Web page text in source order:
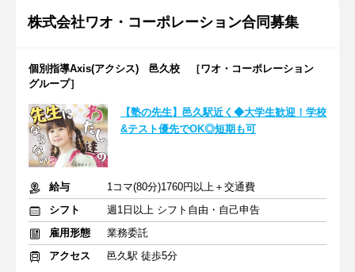
株式会社ワオ・コーポレーション合同募集
個別指導Axis(アクシス) 邑久校 ［ワオ・コーポレーション
グループ］
【塾の先生】邑久駅近く◆大学生歓迎！学校
&テスト優先でOK◎短期も可
給与
1コマ(80分)1760円以上＋交通費
シフト
週1日以上 シフト自由・自己申告
雇用形態
業務委託
アクセス
邑久駅 徒歩5分